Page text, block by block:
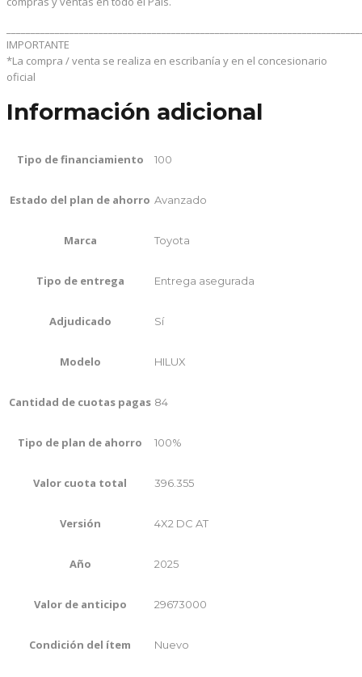
IMPORTANTE
*La compra / venta se realiza en escribanía y en el concesionario
oficial
Información adicional
Tipo de financiamiento 100
Estado del plan de ahorro Avanzado
Marca Toyota
Tipo de entrega Entrega asegurada
Adjudicado Sí
Modelo HILUX
Cantidad de cuotas pagas 84
Tipo de plan de ahorro 100%
Valor cuota total 396.355
Versión 4X2 DC AT
Año 2025
Valor de anticipo 29673000
Condición del ítem Nuevo